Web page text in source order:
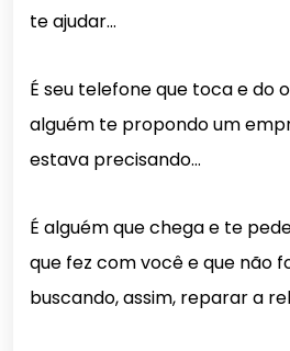
te ajudar…
É seu telefone que toca e do
alguém te propondo um
estava precisando…
É alguém que chega e te
que fez com você e que não
buscando, assim, reparar a